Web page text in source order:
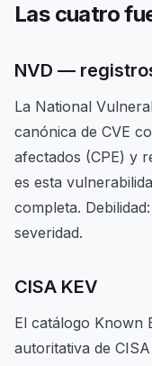
Las cuatro
NVD —
La National
canónica de CVE
afectados (CPE) y
es esta
completa.
severidad.
CISA KEV
El catálogo Known
autoritativa de